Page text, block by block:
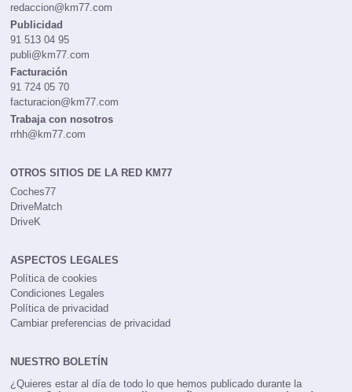
redaccion@km77.com
Publicidad
91 513 04 95
publi@km77.com
Facturación
91 724 05 70
facturacion@km77.com
Trabaja con nosotros
rrhh@km77.com
OTROS SITIOS DE LA RED KM77
Coches77
DriveMatch
DriveK
ASPECTOS LEGALES
Política de cookies
Condiciones Legales
Política de privacidad
Cambiar preferencias de privacidad
NUESTRO BOLETÍN
¿Quieres estar al día de todo lo que hemos publicado durante la